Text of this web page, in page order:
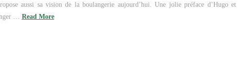
aussi sa vision de la boulangerie aujourd’hui. Une jolie préface d’Hugo et
… Read More